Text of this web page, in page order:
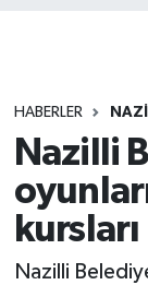
HABERLER
Nazilli
Nazilli
Tüm
Son
Haber